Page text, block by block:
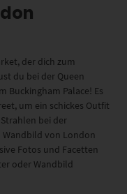
der dich zum
du bei der Queen
Buckingham Palace! Es
um ein schickes Outfit
bei der
Wandbild von London
Fotos und Facetten
oder Wandbild